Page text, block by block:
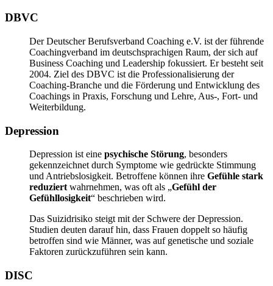
DBVC
Der Deutscher Berufsverband Coaching e.V. ist der führende
Coachingverband im deutschsprachigen Raum, der sich auf
Business Coaching und Leadership fokussiert. Er besteht seit
2004. Ziel des DBVC ist die Professionalisierung der
Coaching-Branche und die Förderung und Entwicklung des
Coachings in Praxis, Forschung und Lehre, Aus-, Fort- und
Weiterbildung.
Depression
Depression ist eine psychische Störung, besonders
gekennzeichnet durch Symptome wie gedrückte Stimmung
und Antriebslosigkeit. Betroffene können ihre Gefühle stark
reduziertwahrnehmen, was oft als „Gefühl der
Gefühllosigkeit“ beschrieben wird.
Das Suizidrisiko steigt mit der Schwere der Depression.
Studien deuten darauf hin, dass Frauen doppelt so häufig
betroffen sind wie Männer, was auf genetische und soziale
Faktoren zurückzuführen sein kann.
DISC